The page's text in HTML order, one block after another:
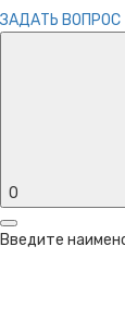
ЗАДАТЬ ВОПРОС
0
Введите